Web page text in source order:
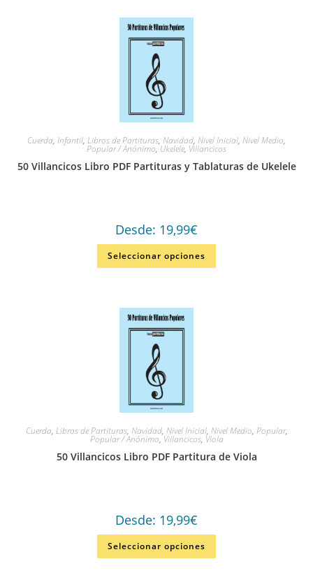
Cuerda, Infantil, Libros de Partituras, Navidad, Nivel Inicial, Nivel Medio,
Popular / Anónimo,Ukelele, Villancicos
50 Villancicos Libro PDF Partituras y Tablaturas de Ukelele
Desde: 19,99€
Seleccionar opciones
Cuerda, Libros de Partituras, Navidad, Nivel Inicial, Nivel Medio, Popular,
Popular / Anónimo,Villancicos, Viola
50 Villancicos Libro PDF Partitura de Viola
Desde: 19,99€
Seleccionar opciones